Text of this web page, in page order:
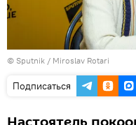
© Sputnik / Miroslav Rotari
Подписаться